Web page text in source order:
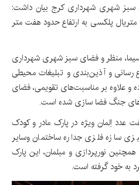
سبز شهری شهرداری کرج بیان داشت:
متریال پلکسی به ارتفاع حدود هفت متر
منظر و فضای سبز شهری شهرداری
رسانی و آذین‌بندی و تبلیغات محیطی
و علاوه بر مناسبت‌های تقویمی، فضای
جنگ فضا سازی شده است.
اِلمان ویژه در پارک مادر و کودک
سازه فلزی جداره ساختمان وسایر
نورپردازی و مبلمان، این پارک
به خود گرفته است.